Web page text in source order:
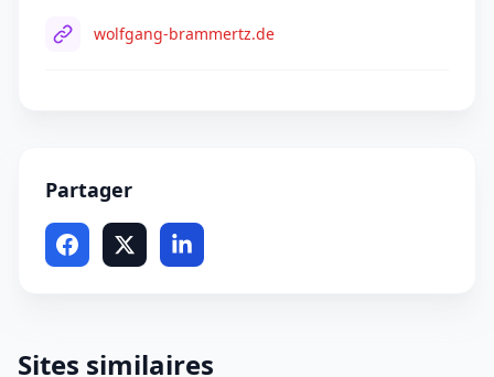
wolfgang-brammertz.de
Partager
Sites similaires